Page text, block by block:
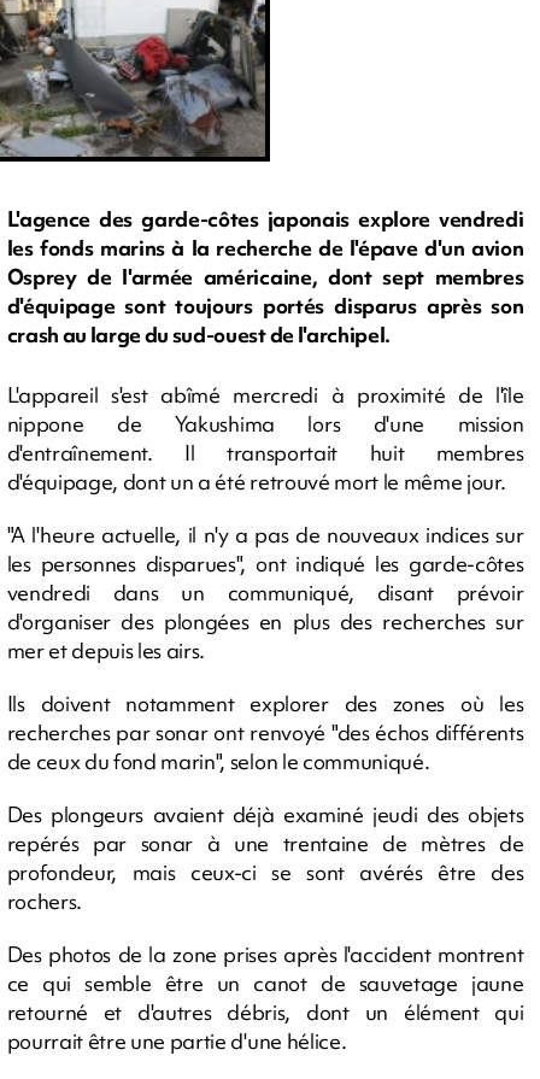
L'agence des garde-côtes japonais explore vendredi
les fonds marins à la recherche de l'épave d'un avion
Osprey de l'armée américaine, dont sept membres
d'équipage sont toujours portés disparus après son
crash au large du sud-ouest de l'archipel.
L'appareil s'est abîmé mercredi à proximité de l'île
nippone de Yakushima lors d'une mission
d'entraînement. Il transportait huit membres
d'équipage, dont un a été retrouvé mort le même jour.
"A l'heure actuelle, il n'y a pas de nouveaux indices sur
les personnes disparues", ont indiqué les garde-côtes
vendredi dans un communiqué, disant prévoir
d'organiser des plongées en plus des recherches sur
mer et depuis les airs.
Ils doivent notamment explorer des zones où les
recherches par sonar ont renvoyé "des échos différents
de ceux du fond marin", selon le communiqué.
Des plongeurs avaient déjà examiné jeudi des objets
repérés par sonar à une trentaine de mètres de
profondeur, mais ceux-ci se sont avérés être des
rochers.
Des photos de la zone prises après l'accident montrent
ce qui semble être un canot de sauvetage jaune
retourné et d'autres débris, dont un élément qui
pourrait être une partie d'une hélice.